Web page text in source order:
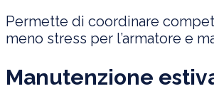
Permette di coordinare
meno stress per l’armatore e
Manutenzione